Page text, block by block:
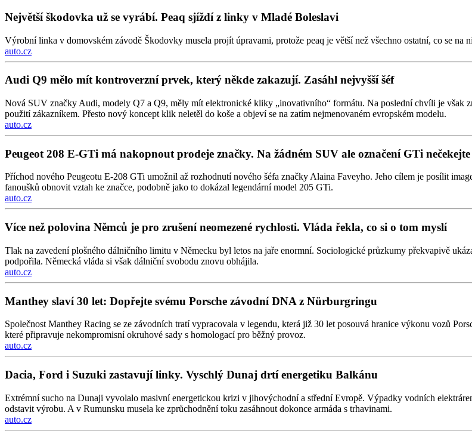
Největší škodovka už se vyrábí. Peaq sjíždí z linky v Mladé Boleslavi
Výrobní linka v domovském závodě Škodovky musela projít úpravami, protože peaq je větší než všechno ostatní, co se na
auto.cz
Audi Q9 mělo mít kontroverzní prvek, který někde zakazují. Zasáhl nejvyšší šéf
Nová SUV značky Audi, modely Q7 a Q9, měly mít elektronické kliky „inovativního“ formátu. Na poslední chvíli je však
použití zákazníkem. Přesto nový koncept klik neletěl do koše a objeví se na zatím nejmenovaném evropském modelu.
auto.cz
Peugeot 208 E-GTi má nakopnout prodeje značky. Na žádném SUV ale označení GTi nečekejte
Příchod nového Peugeotu E-208 GTi umožnil až rozhodnutí nového šéfa značky Alaina Faveyho. Jeho cílem je posílit
fanoušků obnovit vztah ke značce, podobně jako to dokázal legendární model 205 GTi.
auto.cz
Více než polovina Němců je pro zrušení neomezené rychlosti. Vláda řekla, co si o tom myslí
Tlak na zavedení plošného dálničního limitu v Německu byl letos na jaře enormní. Sociologické průzkumy překvapivě
podpořila. Německá vláda si však dálniční svobodu znovu obhájila.
auto.cz
Manthey slaví 30 let: Dopřejte svému Porsche závodní DNA z Nürburgringu
Společnost Manthey Racing se ze závodních tratí vypracovala v legendu, která již 30 let posouvá hranice výkonu vozů
které připravuje nekompromisní okruhové sady s homologací pro běžný provoz.
auto.cz
Dacia, Ford i Suzuki zastavují linky. Vyschlý Dunaj drtí energetiku Balkánu
Extrémní sucho na Dunaji vyvolalo masivní energetickou krizi v jihovýchodní a střední Evropě. Výpadky vodních
odstavit výrobu. A v Rumunsku musela ke zprůchodnění toku zasáhnout dokonce armáda s trhavinami.
auto.cz